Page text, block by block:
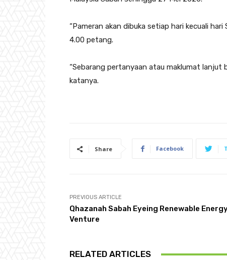
“Pameran akan dibuka setiap hari kecuali
4.00 petang.
“Sebarang pertanyaan atau maklumat lanjut
katanya.
Share Facebook
PREVIOUS ARTICLE
Qhazanah Sabah Eyeing Renewable
Venture
RELATED ARTICLES